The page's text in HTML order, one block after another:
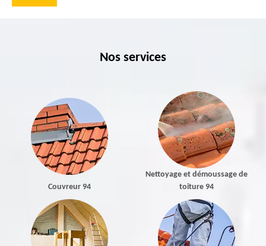
Nos services
Couvreur 94
Nettoyage et démoussage de
toiture 94